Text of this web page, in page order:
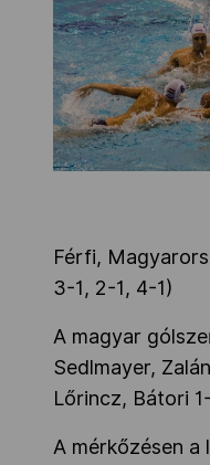
Férfi,
3-1, 2-1, 4-1)
A magyar
Sedlmayer,
Lőrincz, Bátori
A mérkőzésen